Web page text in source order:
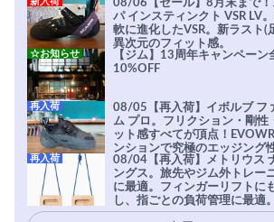
08/06【セール】8月末まで！
パ インスティンクト VSR LV
軟に進化したVSR。新ラスト(
異次元のフィット感。
【ジム】13周年キャンペーン
10%OFF
☆お知らせ
08/05【再入荷】イボルブ フ
ム プロ。フリクション・剛性
ット感すべてが頂点！
ンションで究極のエッジング
実現。進化系ラバーEvo-74は
を凌駕する粘着力で極小ホー
安心感。
再入荷
08/04【再入荷】メトリウス
ングス。旅先やジム外トレー
に最適。フィンガーリフトに
し、指ごとの負荷管理に最適
イマーの指を本気で鍛えるギ
再入荷